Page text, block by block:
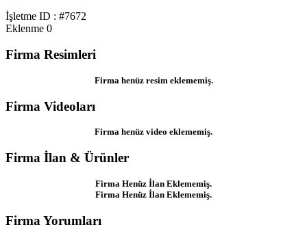
İşletme ID : #7672
Eklenme 0
Firma Resimleri
Firma henüz resim eklememiş.
Firma Videoları
Firma henüz video eklememiş.
Firma İlan & Ürünler
Firma Henüz İlan Eklememiş.
Firma Henüz İlan Eklememiş.
Firma Yorumları